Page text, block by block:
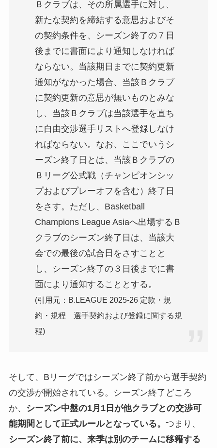
Ｂクラブは、その所属選手に対し、
新たな契約を締結する意思およびそ
の契約条件を、シーズン終了の７日
後までに書面により通知しなければ
ならない。当該期日までに契約更新
通知がなかった場合、当該Ｂクラブ
に契約更新の意思が無いものとみな
し、当該Ｂクラブは当該選手を直ち
に自由交渉選手リストへ登録しなけ
ればならない。なお、ここでいうシ
ーズン終了日とは、当該Ｂクラブの
Ｂリーグ公式戦（チャンピオンシッ
プおよびプレーオフを含む）終了日
をさす。ただし、Basketball
Champions League Asiaへ出場するＢ
クラブのシーズン終了日は、当該大
会での最後の試合日をさすことと
し、シーズン終了の３日後までに書
面により通知することとする。
(引用元：B.LEAGUE 2025-26 定款・規
約・規程 選手契約および登録に関する規
程)
そして、Bリーグではシーズン終了前から選手契約
の交渉が開始されている。シーズン終了どころ
か、
シーズン中盤の1月1日が他クラブとの交渉可
能期間として正式ルールとなっている。 つまり、
シーズン終了前に、来季は別のチームに移籍する